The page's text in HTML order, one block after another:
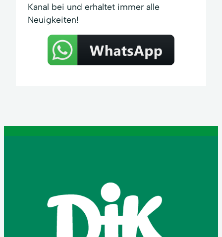
Kanal bei und erhaltet immer alle
Neuigkeiten!